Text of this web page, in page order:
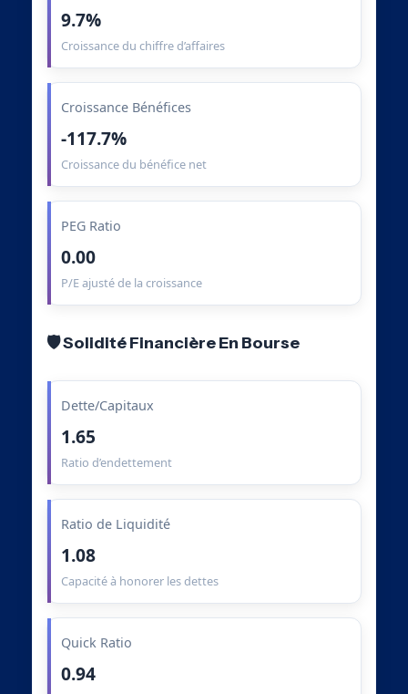
9.7%
Croissance du chiffre d’affaires
Croissance Bénéfices
-117.7%
Croissance du bénéfice net
PEG Ratio
0.00
P/E ajusté de la croissance
🛡️ Solidité Financière En Bourse
Dette/Capitaux
1.65
Ratio d’endettement
Ratio de Liquidité
1.08
Capacité à honorer les dettes
Quick Ratio
0.94